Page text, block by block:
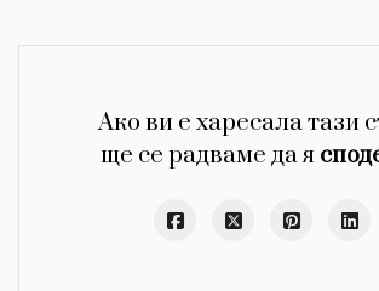
Ако ви е харесала тази
ще се радваме да я